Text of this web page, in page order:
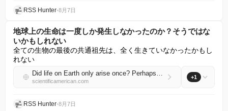
RSS Hunter•8月7日
地球上の生命は一度しか発生しなかったのか？そうではな
いかもしれない
全ての生物の最後の共通祖先は、全く生きていなかったかもし
れない
Did life on Earth only arise once? Perhaps not
scientificamerican.com
+1
RSS Hunter•8月7日